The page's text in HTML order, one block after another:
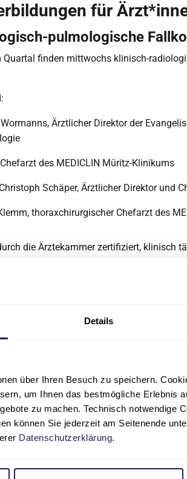
Details
über Ihren Besuch zu speichern.
um Ihnen das bestmögliche Erlebnis
zu machen. Technisch notwendige
können Sie jederzeit am Seitenende
Datenschutzerklärung.
für
pulmologische
Quartal finden mittwochs klinisch-
Ärztlicher Direktor der
des MEDICLIN Müritz-Klinikums
Schäper, Ärztlicher Direktor und
thoraxchirurgischer Chefarzt des
die Ärztekammer zertifiziert, klinisch
dann interdisziplinär im Plenum
158 675) oder das Sekretariat der
Thoraxkonferenzen
15:00 Uhr interdisziplinäre
Rücksprache möglich. Die
MEDICLIN Müritz-Klinikums und der
durch die Ärztekammer (CME)
dienstags eine Fort- und Weiterbildung zu